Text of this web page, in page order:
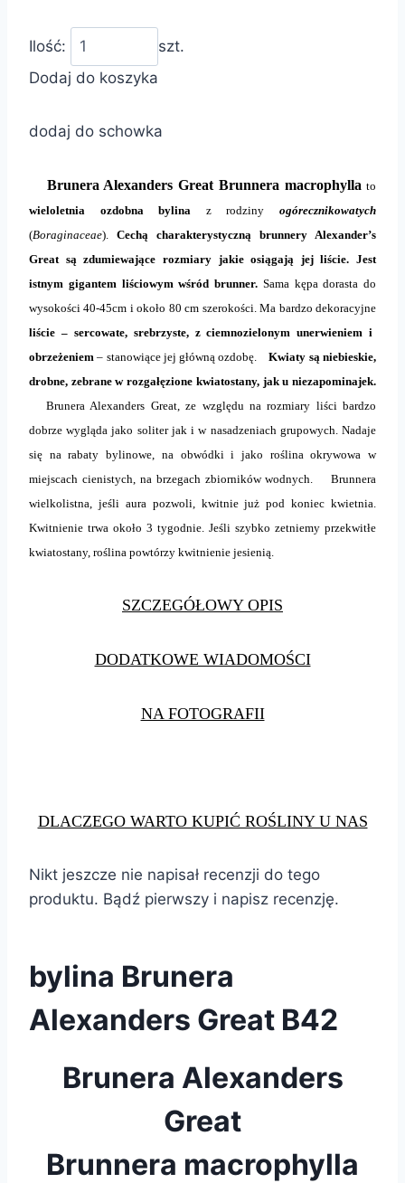
Ilość:
szt.
Dodaj do koszyka
dodaj do schowka
Brunera Alexanders Great Brunnera macrophylla to
wieloletnia ozdobna bylina z rodzinyogórecznikowatych
(Boraginaceae). Cechą charakterystyczną brunnery Alexander’s
Great są zdumiewające rozmiary jakie osiągają jej liście. Jest
istnym gigantem liściowym wśród brunner. Sama kępa dorasta do
wysokości 40-45cm i około 80 cm szerokości. Ma bardzo dekoracyjne
liście – sercowate, srebrzyste, z ciemnozielonym unerwieniem i
obrzeżeniem– stanowiące jej główną ozdobę.Kwiaty są niebieskie,
drobne, zebrane w rozgałęzione kwiatostany, jak u niezapominajek.
Brunera Alexanders Great, ze względu na rozmiary liści bardzo
dobrze wygląda jako soliter jak i w nasadzeniach grupowych. Nadaje
się na rabaty bylinowe, na obwódki i jako roślina okrywowa w
miejscach cienistych, na brzegach zbiorników wodnych. Brunnera
wielkolistna, jeśli aura pozwoli, kwitnie już pod koniec kwietnia.
Kwitnienie trwa około 3 tygodnie. Jeśli szybko zetniemy przekwitłe
kwiatostany, roślina powtórzy kwitnienie jesienią.
SZCZEGÓŁOWY OPIS
DODATKOWE WIADOMOŚCI
NA FOTOGRAFII
DLACZEGO WARTO KUPIĆ ROŚLINY U NAS
Nikt jeszcze nie napisał recenzji do tego
produktu. Bądź pierwszy i napisz recenzję.
bylina Brunera
Alexanders Great B42
Brunera Alexanders
Great
Brunnera macrophylla